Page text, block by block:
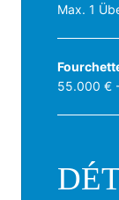
Max. 1
55.000 €